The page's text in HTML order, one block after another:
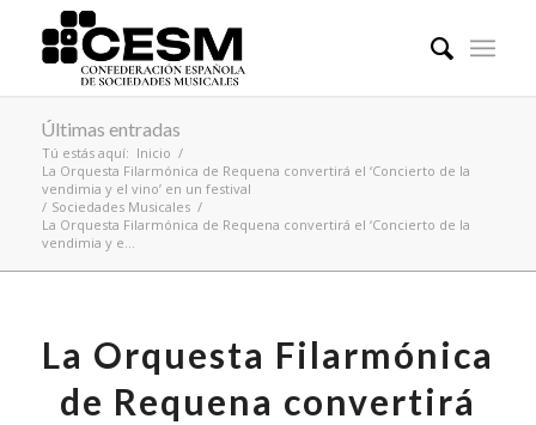
Últimas entradas
Tú estás aquí: Inicio /
La Orquesta Filarmónica de Requena convertirá el ‘Concierto de la
vendimia y el vino’ en un festival
/ Sociedades Musicales /
La Orquesta Filarmónica de Requena convertirá el ‘Concierto de la
vendimia y e...
La Orquesta Filarmónica
de Requena convertirá